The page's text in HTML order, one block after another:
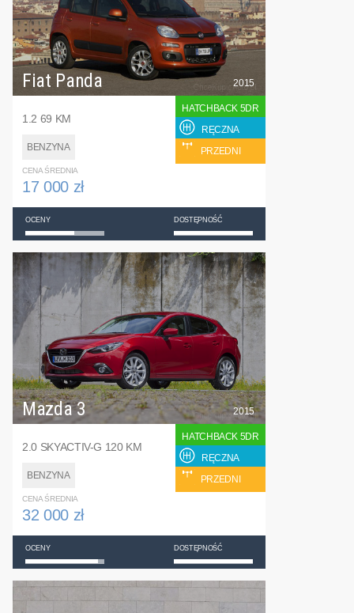
Fiat Panda
1.2 69 KM
BENZYNA
2015
HATCHBACK 5DR
RĘCZNA
PRZEDNI
CENA ŚREDNIA
17 000 zł
OCENY DOSTĘPNOŚĆ
Mazda 3
2.0 SKYACTIV-G 120 KM
BENZYNA
2015
HATCHBACK 5DR
RĘCZNA
PRZEDNI
CENA ŚREDNIA
32 000 zł
OCENY DOSTĘPNOŚĆ